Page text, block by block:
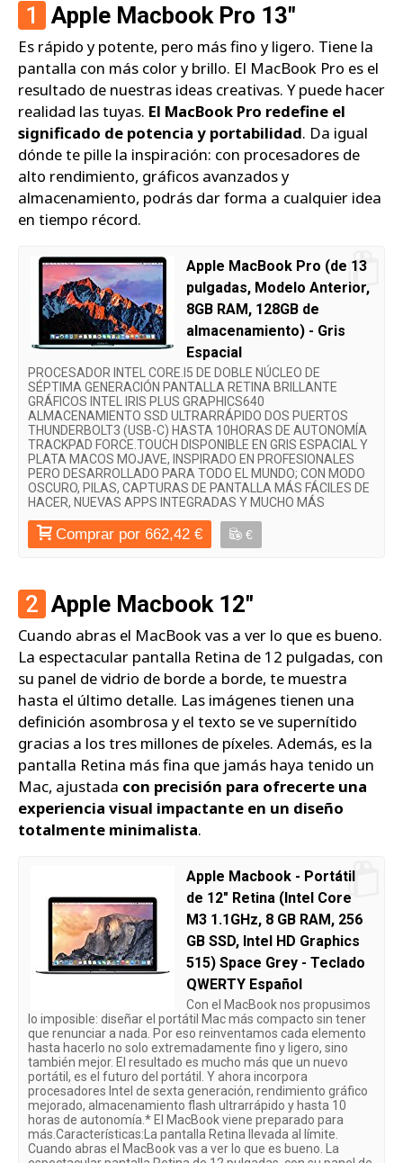
1 Apple Macbook Pro 13"
Es rápido y potente, pero más fino y ligero. Tiene la
pantalla con más color y brillo. El MacBook Pro es el
resultado de nuestras ideas creativas. Y puede hacer
realidad las tuyas. El MacBook Pro redefine el
significado de potencia y portabilidad. Da igual
dónde te pille la inspiración: con procesadores de
alto rendimiento, gráficos avanzados y
almacenamiento, podrás dar forma a cualquier idea
en tiempo récord.
Apple MacBook Pro (de 13
pulgadas, Modelo Anterior,
8GB RAM, 128GB de
almacenamiento) - Gris
Espacial
PROCESADOR INTEL CORE.I5 DE DOBLE NÚCLEO DE
SÉPTIMA GENERACIÓN PANTALLA RETINA BRILLANTE
GRÁFICOS INTEL IRIS PLUS GRAPHICS640
ALMACENAMIENTO SSD ULTRARRÁPIDO DOS PUERTOS
THUNDERBOLT3 (USB-C) HASTA 10HORAS DE AUTONOMÍA
TRACKPAD FORCE.TOUCH DISPONIBLE EN GRIS ESPACIAL Y
PLATA MACOS MOJAVE, INSPIRADO EN PROFESIONALES
PERO DESARROLLADO PARA TODO EL MUNDO; CON MODO
OSCURO, PILAS, CAPTURAS DE PANTALLA MÁS FÁCILES DE
HACER, NUEVAS APPS INTEGRADAS Y MUCHO MÁS
Comprar por 662,42 € €
2 Apple Macbook 12"
Cuando abras el MacBook vas a ver lo que es bueno.
La espectacular pantalla Retina de 12 pulgadas, con
su panel de vidrio de borde a borde, te muestra
hasta el último detalle. Las imágenes tienen una
definición asombrosa y el texto se ve supernítido
gracias a los tres millones de píxeles. Además, es la
pantalla Retina más fina que jamás haya tenido un
Mac, ajustada con precisión para ofrecerte una
experiencia visual impactante en un diseño
totalmente minimalista.
Apple Macbook - Portátil
de 12" Retina (Intel Core
M3 1.1GHz, 8 GB RAM, 256
GB SSD, Intel HD Graphics
515) Space Grey - Teclado
QWERTY Español
Con el MacBook nos propusimos
lo imposible: diseñar el portátil Mac más compacto sin tener
que renunciar a nada. Por eso reinventamos cada elemento
hasta hacerlo no solo extremadamente fino y ligero, sino
también mejor. El resultado es mucho más que un nuevo
portátil, es el futuro del portátil. Y ahora incorpora
procesadores Intel de sexta generación, rendimiento gráfico
mejorado, almacenamiento flash ultrarrápido y hasta 10
horas de autonomía.* El MacBook viene preparado para
más.Características:La pantalla Retina llevada al límite.
Cuando abras el MacBook vas a ver lo que es bueno. La